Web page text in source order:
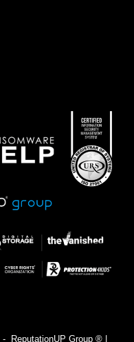
ReputationUP Group ® |